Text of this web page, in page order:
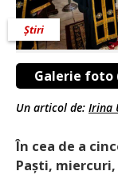
Galerie foto
Știri
Un articol de: Irina
În cea de a
Paști,